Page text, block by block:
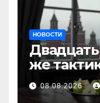
НОВОСТИ
же
08.08.2026